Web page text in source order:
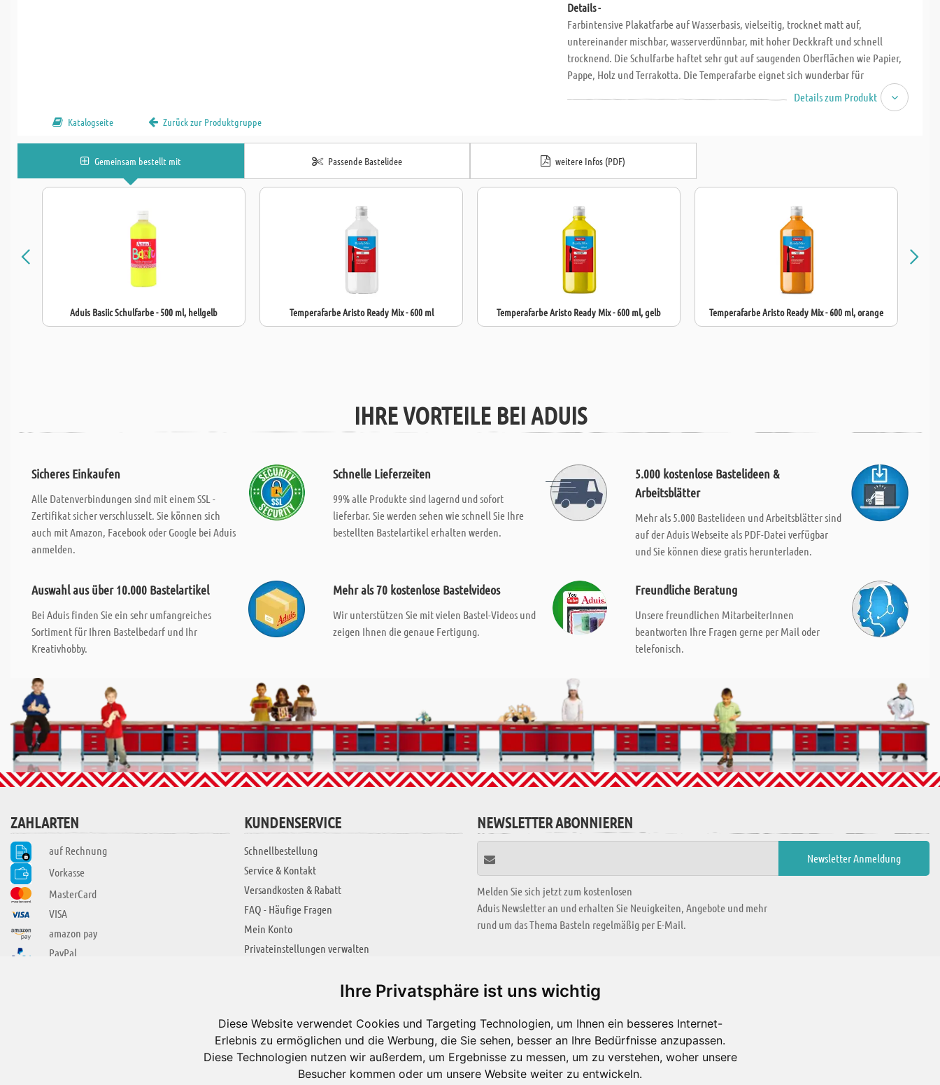
Ihre Privatsphäre ist uns wichtig
Diese Website verwendet Cookies und Targeting Technologien, um Ihnen ein besseres Internet-
Erlebnis zu ermöglichen und die Werbung, die Sie sehen, besser an Ihre Bedürfnisse anzupassen.
Diese Technologien nutzen wir außerdem, um Ergebnisse zu messen, um zu verstehen, woher unsere
Besucher kommen oder um unsere Website weiter zu entwickeln.
Details -
Farbintensive Plakatfarbe auf Wasserbasis, vielseitig, trocknet matt auf,
untereinander mischbar, wasserverdünnbar, mit hoher Deckkraft und schnell
trocknend. Die Schulfarbe haftet sehr gut auf saugenden Oberflächen wie Papier,
Pappe, Holz und Terrakotta. Die Temperafarbe eignet sich wunderbar für
Kindereinrichtungen und Schulen, da sie von den Händen und aus den meisten
Textilien auswaschbar ist und trotzdem sehr gut deckt. Ideal für die Farbenlehre. 500
Details zum Produkt
Katalogseite Zurück zur Produktgruppe
Gemeinsam bestellt mit Passende Bastelidee weitere Infos (PDF)
Aduis Basiic Schulfarbe - 500 ml, hellgelb Temperafarbe Aristo Ready Mix - 600 ml Temperafarbe Aristo Ready Mix - 600 ml, gelb Temperafarbe Aristo Ready Mix - 600 ml, orange
IHRE VORTEILE BEI ADUIS
Sicheres Einkaufen
Alle Datenverbindungen sind mit einem SSL -
Zertifikat sicher verschlusselt. Sie können sich
auch mit Amazon, Facebook oder Google bei Aduis
anmelden.
Schnelle Lieferzeiten
99% alle Produkte sind lagernd und sofort
lieferbar. Sie werden sehen wie schnell Sie Ihre
bestellten Bastelartikel erhalten werden.
5.000 kostenlose Bastelideen &
Arbeitsblätter
Mehr als 5.000 Bastelideen und Arbeitsblätter sind
auf der Aduis Webseite als PDF-Datei verfügbar
und Sie können diese gratis herunterladen.
Auswahl aus über 10.000 Bastelartikel
Bei Aduis finden Sie ein sehr umfangreiches
Sortiment für Ihren Bastelbedarf und Ihr
Kreativhobby.
Mehr als 70 kostenlose Bastelvideos
Wir unterstützen Sie mit vielen Bastel-Videos und
zeigen Ihnen die genaue Fertigung.
Freundliche Beratung
Unsere freundlichen MitarbeiterInnen
beantworten Ihre Fragen gerne per Mail oder
telefonisch.
ZAHLARTEN
auf Rechnung
Vorkasse
MasterCard
VISA
amazon pay
PayPal
KUNDENSERVICE
Schnellbestellung
Service & Kontakt
Versandkosten & Rabatt
FAQ - Häufige Fragen
Mein Konto
Privateinstellungen verwalten
NEWSLETTER ABONNIEREN
Melden Sie sich jetzt zum kostenlosen
Aduis Newsletter an und erhalten Sie Neuigkeiten, Angebote und mehr
rund um das Thema Basteln regelmäßig per E-Mail.
Jobs
Impressum
KREATIV ZONE
Alle Videos
Bastelideen
Arbeitsblätter
Es gibt uns auch in